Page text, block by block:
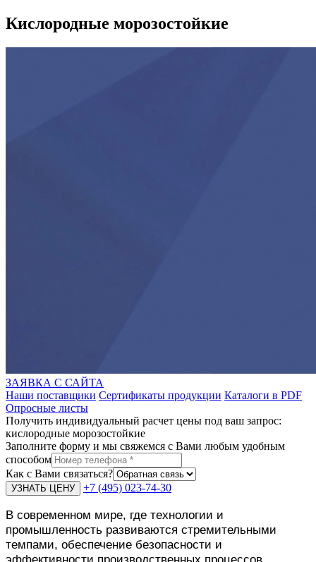
Кислородные морозостойкие
ЗАЯВКА С САЙТА
Наши поставщики Сертификаты продукции Каталоги в PDF
Опросные листы
Получить индивидуальный расчет цены под ваш запрос:
кислородные морозостойкие
Заполните форму и мы свяжемся с Вами любым удобным
способом
Как с Вами связаться?
+7 (495) 023-74-30
В современном мире, где технологии и
промышленность развиваются стремительными
темпами, обеспечение безопасности и